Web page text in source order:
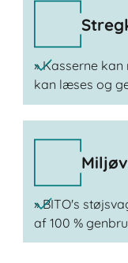
» Kasserne
kan læses og
» BITO's
af 100 %